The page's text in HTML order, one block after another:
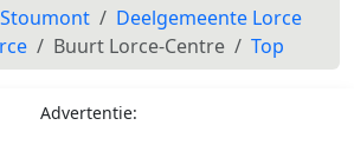
Deelgemeente Lorce
Buurt Lorce-Centre Top
Advertentie: